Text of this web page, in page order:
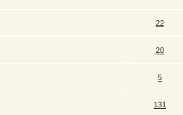
22
20
5
131